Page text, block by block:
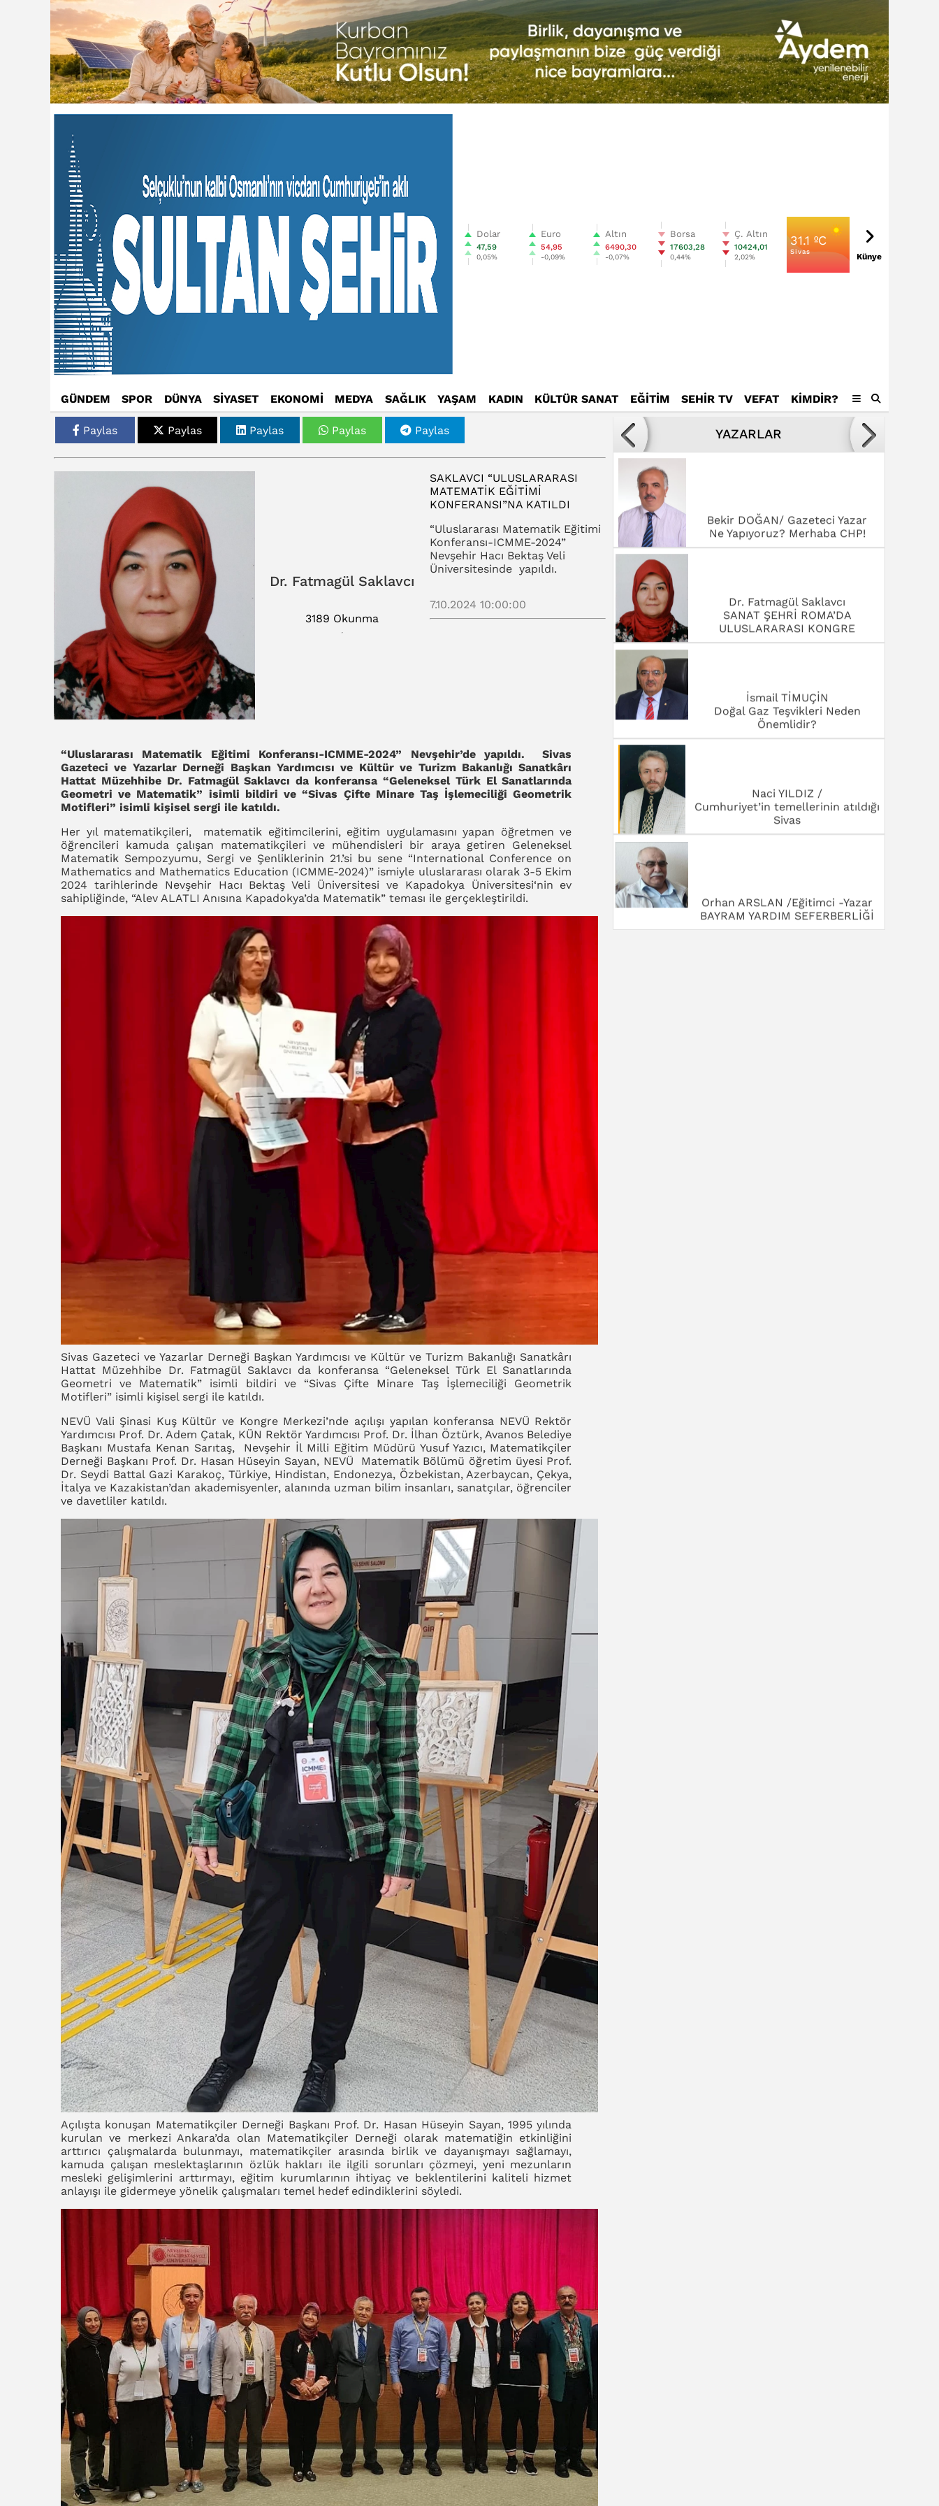
Dolar
47,59
0,05%
Euro
54,95
-0,09%
Altın
6490,30
-0,07%
Borsa
17603,28
0,44%
Ç. Altın
10424,01
2,02%
31.1 ºC
Sivas
Künye
GÜNDEM SPOR DÜNYA SİYASET EKONOMİ MEDYA SAĞLIK YAŞAM KADIN KÜLTÜR SANAT EĞİTİM SEHİR TV VEFAT KIMDIR?
Paylas Paylas Paylas Paylas Paylas
Dr. Fatmagül Saklavcı
3189 Okunma
SAKLAVCI “ULUSLARARASI
MATEMATIK EĞITIMI
KONFERANSI”NA KATILDI
“Uluslararası Matematik Eğitimi
Konferansı-ICMME-2024”
Nevşehir Hacı Bektaş Veli
Üniversitesinde yapıldı.
7.10.2024 10:00:00
“Uluslararası Matematik Eğitimi Konferansı-ICMME-2024” Nevşehir’de yapıldı. Sivas
Gazeteci ve Yazarlar Derneği Başkan Yardımcısı ve Kültür ve Turizm Bakanlığı Sanatkârı
Hattat Müzehhibe Dr. Fatmagül Saklavcı da konferansa “Geleneksel Türk El Sanatlarında
Geometri ve Matematik” isimli bildiri ve “Sivas Çifte Minare Taş İşlemeciliği Geometrik
Motifleri” isimli kişisel sergi ile katıldı.
Her yıl matematikçileri, matematik eğitimcilerini, eğitim uygulamasını yapan öğretmen ve
öğrencileri kamuda çalışan matematikçileri ve mühendisleri bir araya getiren Geleneksel
Matematik Sempozyumu, Sergi ve Şenliklerinin 21.’si bu sene “International Conference on
Mathematics and Mathematics Education (ICMME-2024)” ismiyle uluslararası olarak 3-5 Ekim
2024 tarihlerinde Nevşehir Hacı Bektaş Veli Üniversitesi ve Kapadokya Üniversitesi‘nin ev
sahipliğinde, “Alev ALATLI Anısına Kapadokya’da Matematik” teması ile gerçekleştirildi.
Sivas Gazeteci ve Yazarlar Derneği Başkan Yardımcısı ve Kültür ve Turizm Bakanlığı Sanatkârı
Hattat Müzehhibe Dr. Fatmagül Saklavcı da konferansa “Geleneksel Türk El Sanatlarında
Geometri ve Matematik” isimli bildiri ve “Sivas Çifte Minare Taş İşlemeciliği Geometrik
Motifleri” isimli kişisel sergi ile katıldı.
NEVÜ Vali Şinasi Kuş Kültür ve Kongre Merkezi’nde açılışı yapılan konferansa NEVÜ Rektör
Yardımcısı Prof. Dr. Adem Çatak, KÜN Rektör Yardımcısı Prof. Dr. İlhan Öztürk, Avanos Belediye
Başkanı Mustafa Kenan Sarıtaş, Nevşehir İl Milli Eğitim Müdürü Yusuf Yazıcı, Matematikçiler
Derneği Başkanı Prof. Dr. Hasan Hüseyin Sayan, NEVÜ Matematik Bölümü öğretim üyesi Prof.
Dr. Seydi Battal Gazi Karakoç, Türkiye, Hindistan, Endonezya, Özbekistan, Azerbaycan, Çekya,
İtalya ve Kazakistan’dan akademisyenler, alanında uzman bilim insanları, sanatçılar, öğrenciler
ve davetliler katıldı.
Açılışta konuşan Matematikçiler Derneği Başkanı Prof. Dr. Hasan Hüseyin Sayan, 1995 yılında
kurulan ve merkezi Ankara’da olan Matematikçiler Derneği olarak matematiğin etkinliğini
arttırıcı çalışmalarda bulunmayı, matematikçiler arasında birlik ve dayanışmayı sağlamayı,
kamuda çalışan meslektaşlarının özlük hakları ile ilgili sorunları çözmeyi, yeni mezunların
mesleki gelişimlerini arttırmayı, eğitim kurumlarının ihtiyaç ve beklentilerini kaliteli hizmet
anlayışı ile gidermeye yönelik çalışmaları temel hedef edindiklerini söyledi.
YAZARLAR
Avukat Mustafa Tamer
Kötülükler ve kötüler karşısında
yenilmek,
Bekir DOĞAN/ Gazeteci Yazar
Ne Yapıyoruz? Merhaba CHP!
Dr. Fatmagül Saklavcı
SANAT ŞEHRİ ROMA’DA
ULUSLARARASI KONGRE
İsmail TİMUÇİN
Doğal Gaz Teşvikleri Neden
Önemlidir?
Naci YILDIZ /
Cumhuriyet’in temellerinin atıldığı
Sivas
Orhan ARSLAN /Eğitimci -Yazar
BAYRAM YARDIM SEFERBERLİĞİ